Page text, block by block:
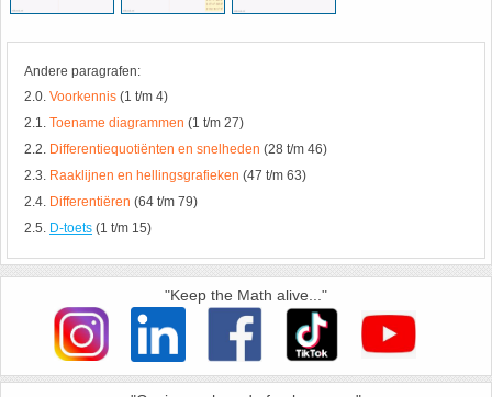
Andere paragrafen:
2.0. Voorkennis (1 t/m 4)
2.1. Toename diagrammen (1 t/m 27)
2.2. Differentiequotiënten en snelheden (28 t/m 46)
2.3. Raaklijnen en hellingsgrafieken (47 t/m 63)
2.4. Differentiëren (64 t/m 79)
2.5. D-toets (1 t/m 15)
"Keep the Math alive..."
VWO
(Nog geen toetsen)
19. Omtrek cirkel
20. Oppervlakte cilinder
21. Oppervlakte cirkel
22. Oppervlakte driehoek
23. Oppervlakte kegel
24. Oppervlakte parallellogram
25. Oppervlakte trapezium